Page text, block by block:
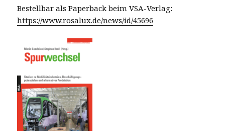
Bestellbar als Paperback beim VSA-Verlag:
https://www.rosalux.de/news/id/45696